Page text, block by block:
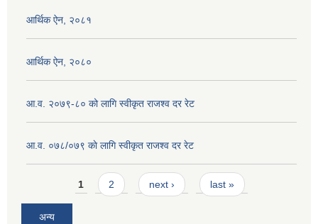
आर्थिक ऐन, २०८१
आर्थिक ऐन, २०८०
आ.व. २०७९-८० को लागि स्वीकृत राजश्व दर रेट
आ.व. ०७८/०७९ काे लागि स्वीकृत राजश्व दर रेट
Pages1 2 next › last »
अन्य